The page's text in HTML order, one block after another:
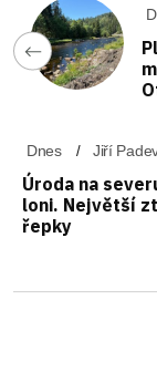
Dnes Jiří
Úroda na
loni. Největší
řepky